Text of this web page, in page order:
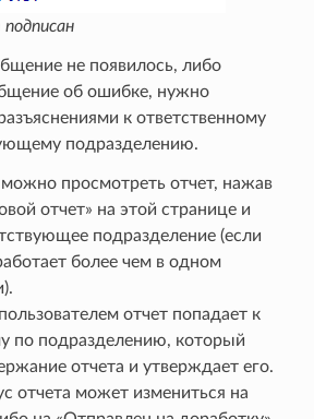
не появилось, либо
об ошибке, нужно
к ответственному
подразделению.
просмотреть отчет, нажав
отчет» на этой странице и
подразделение (если
более чем в одном
отчет попадает к
по подразделению, который
отчета и утверждает его.
отчета может измениться на